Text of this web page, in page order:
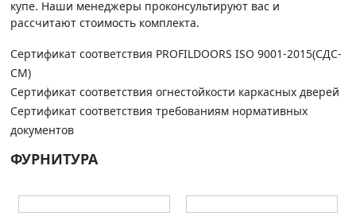
купе. Наши менеджеры проконсультируют вас и
рассчитают стоимость комплекта.
Сертификат соответствия PROFILDOORS ISO 9001-2015(СДС-
СМ)
Сертификат соответствия огнестойкости каркасных дверей
Сертификат соответствия требованиям нормативных
документов
ФУРНИТУРА